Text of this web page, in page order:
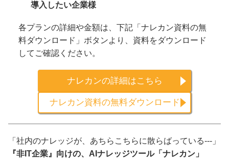
導入したい企業様
各プランの詳細や金額は、下記「ナレカン資料の無
料ダウンロード」ボタンより、資料をダウンロード
してご確認ください。
ナレカンの詳細はこちら
ナレカン資料の無料ダウンロード
「社内のナレッジが、あちらこちらに散らばっている---」
『非IT企業』向けの、AIナレッジツール「ナレカン」